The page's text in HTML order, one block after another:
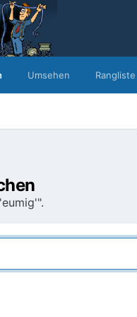
Umsehen Rangliste